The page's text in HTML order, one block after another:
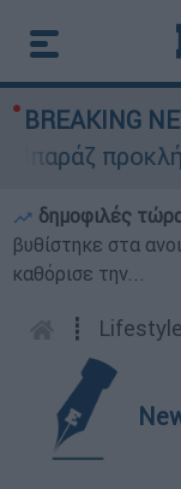
BREAKING
προκλήσεων
δημοφιλές
βυθίστηκε στα
καθόρισε την...
┋ Lifestyle